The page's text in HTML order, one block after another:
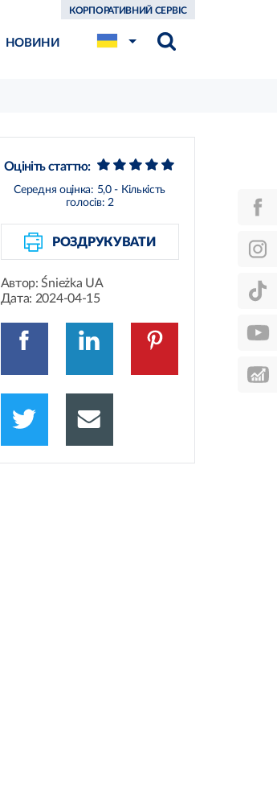
НОВИНИ
КОРПОРАТИВНИЙ СЕРВІС
Оцініть статтю:
Середня оцінка: 5,0- Кількість
голосів:2
РОЗДРУКУВАТИ
Автор:Śnieżka UA
Дата: 2024-04-15